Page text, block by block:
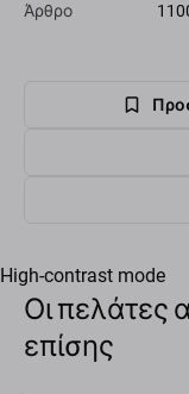
Άρθρο
High-contrast mode
Οι πελάτες
επίσης